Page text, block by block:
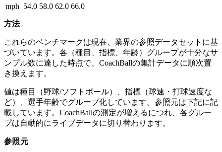
mph 54.0 58.0 62.0 66.0
方法
これらのベンチマークは現在、業界の参照データセットに基
づいています。各（種目、指標、年齢）グループが十分なサ
ンプル数に達した時点で、CoachBallの集計データに順次置
き換えます。
値は種目（野球/ソフトボール）、指標（球速・打球速度な
ど）、選手年齢でグループ化しています。参照元は下記に記
載しています。CoachBallの測定が増えるにつれ、各グルー
プは自動的にライブデータに切り替わります。
参照元